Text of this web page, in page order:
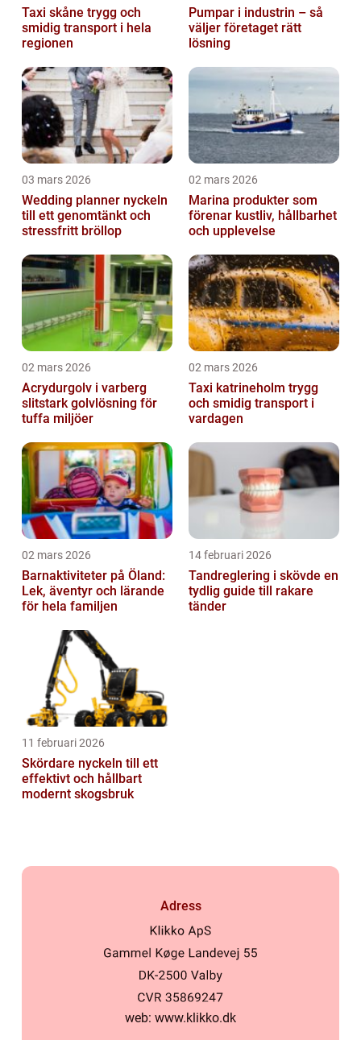
Taxi skåne trygg och
smidig transport i hela
regionen
Pumpar i industrin – så
väljer företaget rätt
lösning
03 mars 2026
Wedding planner nyckeln
till ett genomtänkt och
stressfritt bröllop
02 mars 2026
Marina produkter som
förenar kustliv, hållbarhet
och upplevelse
02 mars 2026
Acrydurgolv i varberg
slitstark golvlösning för
tuffa miljöer
02 mars 2026
Taxi katrineholm trygg
och smidig transport i
vardagen
02 mars 2026
Barnaktiviteter på Öland:
Lek, äventyr och lärande
för hela familjen
14 februari 2026
Tandreglering i skövde en
tydlig guide till rakare
tänder
11 februari 2026
Skördare nyckeln till ett
effektivt och hållbart
modernt skogsbruk
Adress
web: www.klikko.dk